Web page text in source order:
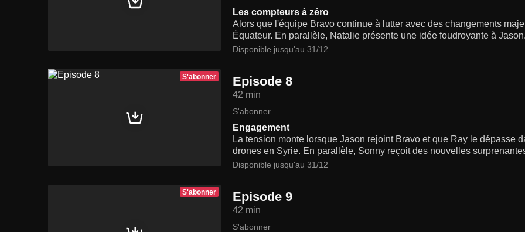
Les compteurs à zéro
Alors que l'équipe Bravo continue à lutter avec des changements
Équateur. En parallèle, Natalie présente une idée foudroyante à Jason.
Disponible jusqu'au 31/12
S'abonner Episode 8
42 min
S'abonner
Engagement
La tension monte lorsque Jason rejoint Bravo et que Ray le dépasse
drones en Syrie. En parallèle, Sonny reçoit des nouvelles
Disponible jusqu'au 31/12
S'abonner Episode 9
42 min
S'abonner